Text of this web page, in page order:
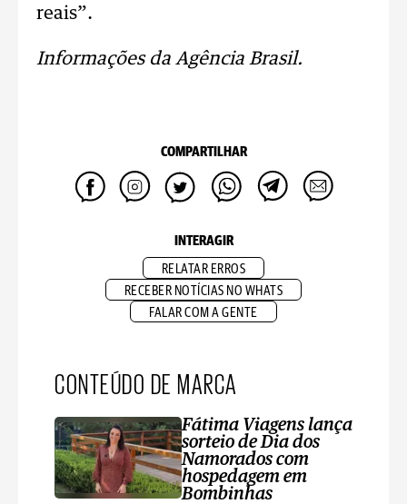
reais”.
Informações da Agência Brasil.
COMPARTILHAR
INTERAGIR
RELATAR ERROS
RECEBER NOTÍCIAS NO WHATS
FALAR COM A GENTE
CONTEÚDO DE MARCA
Fátima Viagens lança
sorteio de Dia dos
Namorados com
hospedagem em
Bombinhas